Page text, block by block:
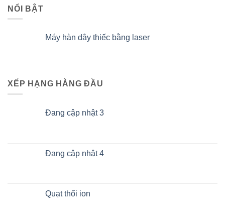
NỔI BẬT
Máy hàn dây thiếc bằng laser
XẾP HẠNG HÀNG ĐẦU
Đang cập nhật 3
Đang cập nhật 4
Quạt thổi ion